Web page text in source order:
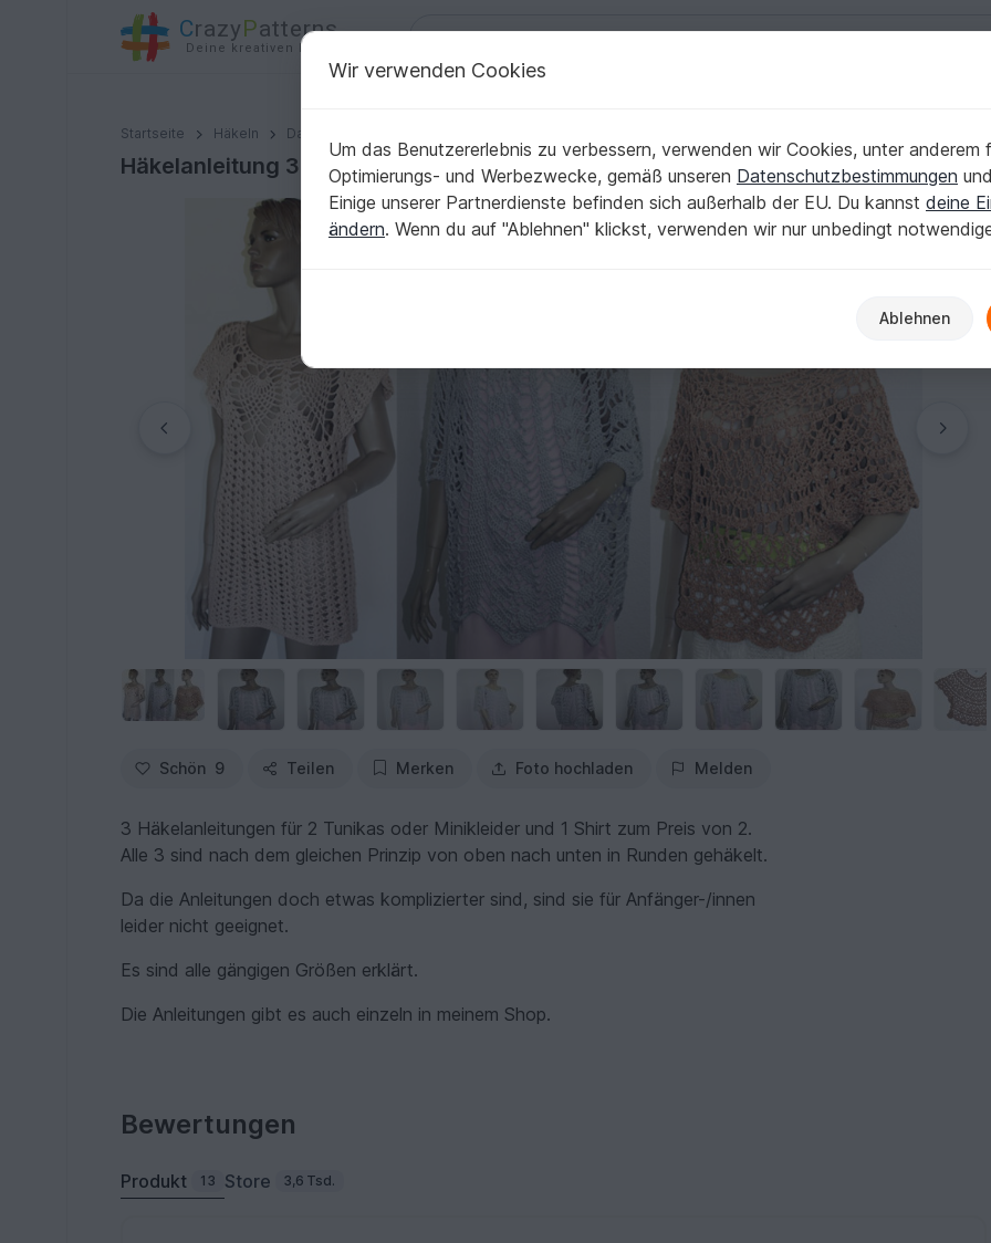
CrazyPatterns
Deine kreativen Ideen
Startseite Häkeln Damen
Häkelanleitung 3 Shirts / Tunikas zum Preis von 2
Häkelanleitung 3 Shirts / Tunikas zum Preis von 2
Schön 9 Teilen Merken Foto hochladen Melden
3 Häkelanleitungen für 2 Tunikas oder Minikleider und 1 Shirt zum Preis von 2.
Alle 3 sind nach dem gleichen Prinzip von oben nach unten in Runden gehäkelt.
Da die Anleitungen doch etwas komplizierter sind, sind sie für Anfänger-/innen
leider nicht geeignet.
Es sind alle gängigen Größen erklärt.
Die Anleitungen gibt es auch einzeln in meinem Shop.
Bewertungen
Produkt 13 Store 3,6 Tsd.
Wir verwenden Cookies
Um das Benutzererlebnis zu verbessern, verwenden wir Cookies, unter anderem
Optimierungs- und Werbezwecke, gemäß unseren Datenschutzbestimmungen
Einige unserer Partnerdienste befinden sich außerhalb der EU. Du kannst deine
ändern. Wenn du auf "Ablehnen" klickst, verwenden wir nur unbedingt
Ablehnen